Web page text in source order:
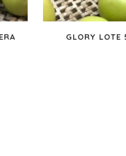
GLORY LOTE